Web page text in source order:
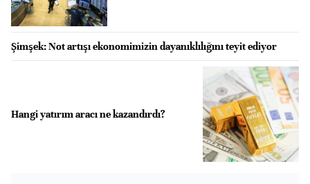
Şimşek: Not artışı ekonomimizin dayanıklılığını teyit ediyor
Hangi yatırım aracı ne kazandırdı?